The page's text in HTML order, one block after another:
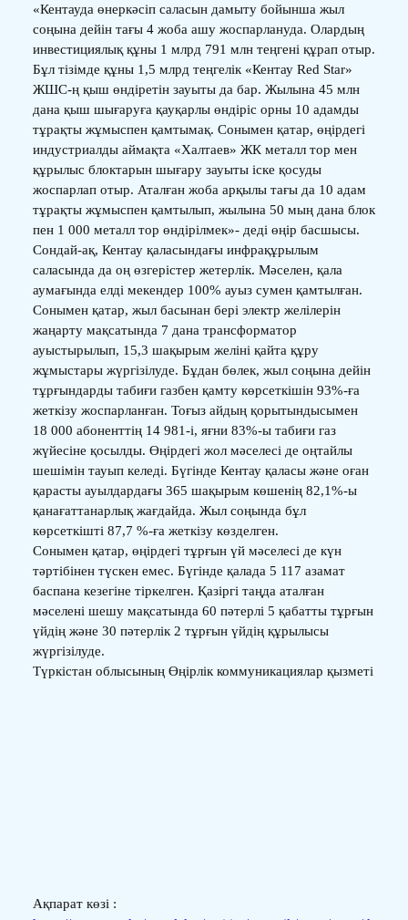
«Кентауда өнеркәсіп саласын дамыту бойынша жыл
соңына дейін тағы 4 жоба ашу жоспарлануда. Олардың
инвестициялық құны 1 млрд 791 млн теңгені құрап отыр.
Бұл тізімде құны 1,5 млрд теңгелік «Кентау Red Star»
ЖШС-ң қыш өндіретін зауыты да бар. Жылына 45 млн
дана қыш шығаруға қауқарлы өндіріс орны 10 адамды
тұрақты жұмыспен қамтымақ. Сонымен қатар, өңірдегі
индустриалды аймақта «Халтаев» ЖК металл тор мен
құрылыс блоктарын шығару зауыты іске қосуды
жоспарлап отыр. Аталған жоба арқылы тағы да 10 адам
тұрақты жұмыспен қамтылып, жылына 50 мың дана блок
пен 1 000 металл тор өндірілмек»- деді өңір басшысы.
Сондай-ақ, Кентау қаласындағы инфрақұрылым
саласында да оң өзгерістер жетерлік. Мәселен, қала
аумағында елді мекендер 100% ауыз сумен қамтылған.
Сонымен қатар, жыл басынан бері электр желілерін
жаңарту мақсатында 7 дана трансформатор
ауыстырылып, 15,3 шақырым желіні қайта құру
жұмыстары жүргізілуде. Бұдан бөлек, жыл соңына дейін
тұрғындарды табиғи газбен қамту көрсеткішін 93%-ға
жеткізу жоспарланған. Тоғыз айдың қорытындысымен
18 000 абоненттің 14 981-і, яғни 83%-ы табиғи газ
жүйесіне қосылды. Өңірдегі жол мәселесі де оңтайлы
шешімін тауып келеді. Бүгінде Кентау қаласы және оған
қарасты ауылдардағы 365 шақырым көшенің 82,1%-ы
қанағаттанарлық жағдайда. Жыл соңында бұл
көрсеткішті 87,7 %-ға жеткізу көзделген.
Сонымен қатар, өңірдегі тұрғын үй мәселесі де күн
тәртібінен түскен емес. Бүгінде қалада 5 117 азамат
баспана кезегіне тіркелген. Қазіргі таңда аталған
мәселені шешу мақсатында 60 пәтерлі 5 қабатты тұрғын
үйдің және 30 пәтерлік 2 тұрғын үйдің құрылысы
жүргізілуде.
Түркістан облысының Өңірлік коммуникациялар қызметі
Ақпарат көзі :